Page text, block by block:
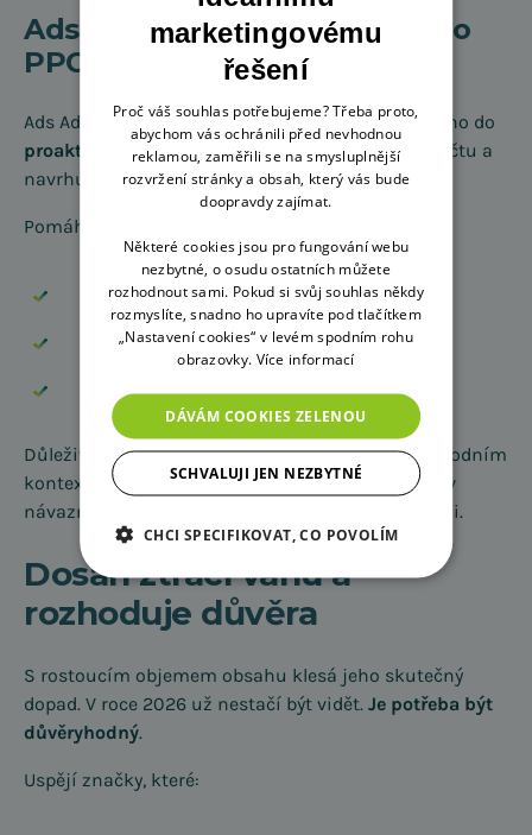
Ads Advisor: AI konzultant pro
PPC účty 24/7
Ads Advisor posouvá správu kampaní z reaktivního do
proaktivního režimu . Neustále analyzuje výkon účtu a
navrhuje optimalizace.
Pomáhá:
identifikovat výkyvy výkonu,
optimalizovat rozpočty,
řešit technické problémy a měření.
Důležité: Ads Advisor pracuje s daty, nikoli s obchodním
kontextem. Doporučení je vždy nutné posuzovat v
návaznosti na cíle, marže a dlouhodobou strategii.
Dosah ztrácí váhu a
rozhoduje důvěra
S rostoucím objemem obsahu klesá jeho skutečný
dopad. V roce 2026 už nestačí být vidět. Je potřeba být
důvěryhodný.
Uspějí značky, které:
marketingovému
řešení
Proč váš souhlas potřebujeme? Třeba proto,
abychom vás ochránili před nevhodnou
reklamou, zaměřili se na smysluplnější
rozvržení stránky a obsah, který vás bude
doopravdy zajímat.
Některé cookies jsou pro fungování webu
nezbytné, o osudu ostatních můžete
rozhodnout sami. Pokud si svůj souhlas někdy
rozmyslíte, snadno ho upravíte pod tlačítkem
„Nastavení cookies“ v levém spodním rohu
obrazovky. Více informací
DÁVÁM COOKIES ZELENOU
SCHVALUJI JEN NEZBYTNÉ
CHCI SPECIFIKOVAT, CO POVOLÍM